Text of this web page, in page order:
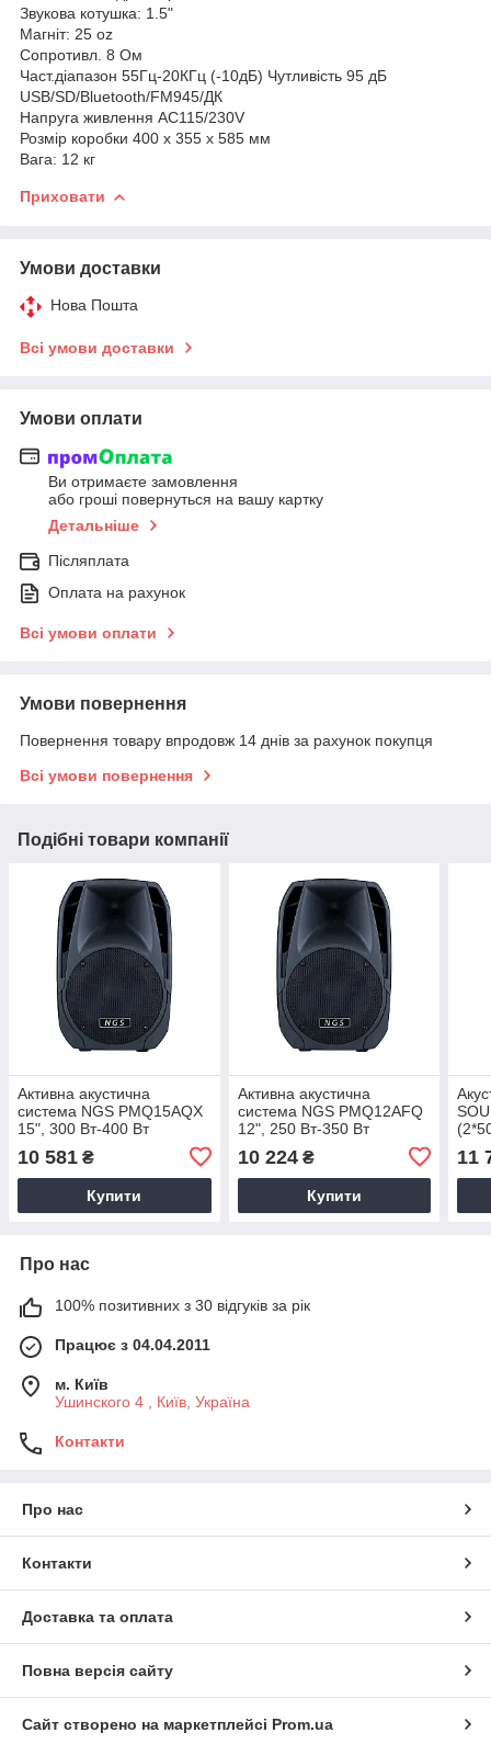
Звукова котушка: 1.5"
Магніт: 25 oz
Сопротивл. 8 Ом
Част.діапазон 55Гц-20КГц (-10дБ) Чутливість 95 дБ
USB/SD/Bluetooth/FM945/ДК
Напруга живлення AC115/230V
Розмір коробки 400 x 355 x 585 мм
Вага: 12 кг
Приховати
Умови доставки
Нова Пошта
Всі умови доставки
Умови оплати
Ви отримаєте замовлення
або гроші повернуться на вашу картку
Детальніше
Післяплата
Оплата на рахунок
Всі умови оплати
Умови повернення
Повернення товару впродовж 14 днів за рахунок покупця
Всі умови повернення
Подібні товари компанії
Активна акустична
система NGS PMQ15AQX
15", 300 Вт-400 Вт
10 581 ₴
Купити
Активна акустична
система NGS PMQ12AFQ
12", 250 Вт-350 Вт
10 224₴
Купити
11
Про нас
100% позитивних з 30 відгуків за рік
Працює з 04.04.2011
м. Київ
Ушинского 4 , Київ, Україна
Контакти
Про нас
Контакти
Доставка та оплата
Повна версія сайту
Сайт створено на маркетплейсі Prom.ua